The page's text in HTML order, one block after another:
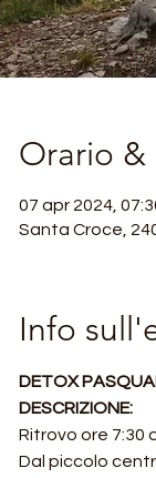
Orario &
07 apr 2024,
Santa Croce,
Info
DETOX
DESCRIZIONE:
Ritrovo ore 7:30
Dal piccolo